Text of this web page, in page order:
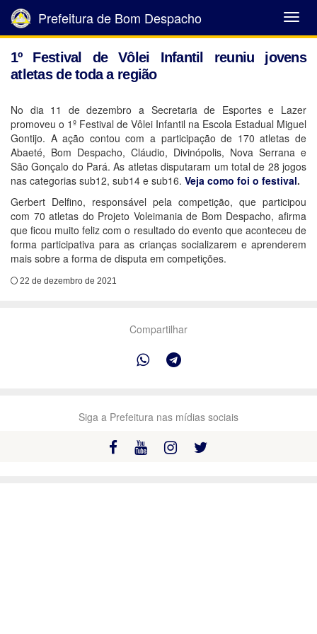
Abrir
Menu
Prefeitura de Bom Despacho
1º Festival de Vôlei Infantil reuniu jovens
atletas de toda a região
No dia 11 de dezembro a Secretaria de Esportes e Lazer
promoveu o 1º Festival de Vôlei Infantil na Escola Estadual Miguel
Gontijo. A ação contou com a participação de 170 atletas de
Abaeté, Bom Despacho, Cláudio, Divinópolis, Nova Serrana e
São Gonçalo do Pará. As atletas disputaram um total de 28 jogos
nas categorias sub12, sub14 e sub16. Veja como foi o festival.
Gerbert Delfino, responsável pela competição, que participou
com 70 atletas do Projeto Voleimania de Bom Despacho, afirma
que ficou muito feliz com o resultado do evento que aconteceu de
forma participativa para as crianças socializarem e aprenderem
mais sobre a forma de disputa em competições.
22 de dezembro de 2021
Compartilhar
Siga a Prefeitura nas mídias sociais